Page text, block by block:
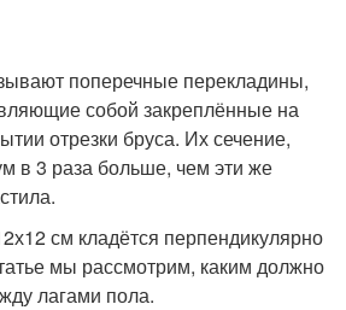
поперечные перекладины,
собой закреплённые на
отрезки бруса. Их сечение,
в 3 раза больше, чем эти же
см кладётся перпендикулярно
мы рассмотрим, каким должно
лагами пола.